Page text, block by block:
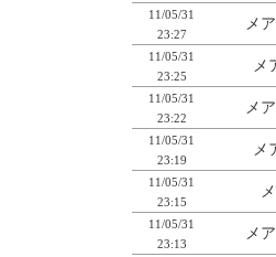
11/05/31
23:27
メ
11/05/31
23:25
メ
11/05/31
23:22
メ
11/05/31
23:19
メ
11/05/31
23:15
11/05/31
23:13
メ